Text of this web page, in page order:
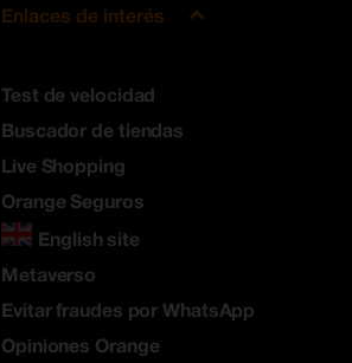
Enlaces de interés
Test de velocidad
Buscador de tiendas
Live Shopping
Orange Seguros
English site
Metaverso
Evitar fraudes por WhatsApp
Opiniones Orange